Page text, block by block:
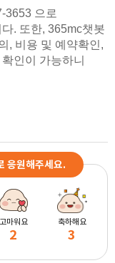
3653 으로
. 또한, 365mc챗봇
, 비용 및 예약확인,
인이 가능하니
응원해주세요.
고마워요
2
축하해요
3